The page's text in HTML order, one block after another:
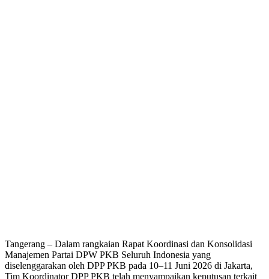
Tangerang – Dalam rangkaian Rapat Koordinasi dan Konsolidasi
Manajemen Partai DPW PKB Seluruh Indonesia yang
diselenggarakan oleh DPP PKB pada 10–11 Juni 2026 di Jakarta,
Tim Koordinator DPP PKB telah menyampaikan keputusan terkait